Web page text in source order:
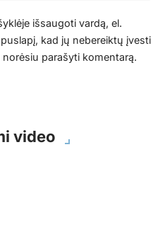
išsaugoti vardą, el.
kad jų nebereiktų įvesti
parašyti komentarą.
video